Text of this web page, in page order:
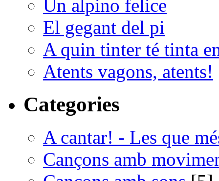
Un alpino felice
El gegant del pi
A quin tinter té tinta
Atents vagons, atents!
Categories
A cantar! - Les que
Cançons amb